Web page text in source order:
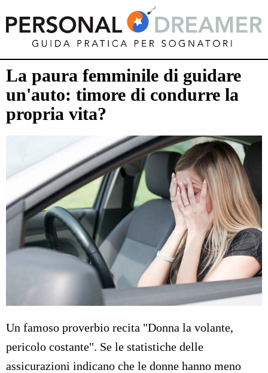
La paura femminile di guidare
un'auto: timore di condurre la
propria vita?
Un famoso proverbio recita "Donna la volante,
pericolo costante". Se le statistiche delle
assicurazioni indicano che le donne hanno meno